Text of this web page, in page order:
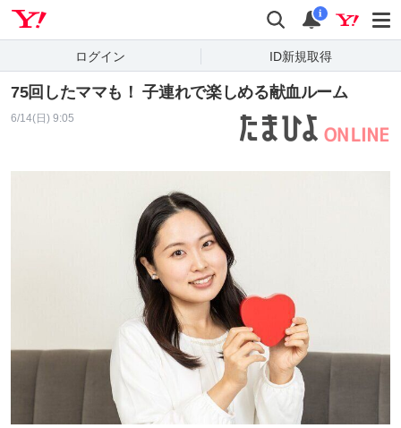
検索 通知
i
ログイン ID新規取得
75回したママも！ 子連れで楽しめる献血ルーム
6/14(日) 9:05